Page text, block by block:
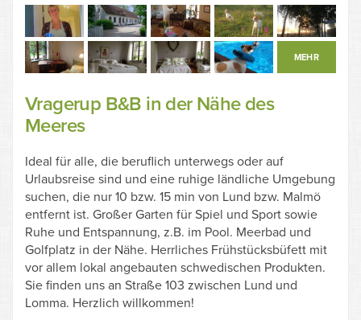
MEHR
Vragerup B&B in der Nähe des
Meeres
Ideal für alle, die beruflich unterwegs oder auf
Urlaubsreise sind und eine ruhige ländliche Umgebung
suchen, die nur 10 bzw. 15 min von Lund bzw. Malmö
entfernt ist. Großer Garten für Spiel und Sport sowie
Ruhe und Entspannung, z.B. im Pool. Meerbad und
Golfplatz in der Nähe. Herrliches Frühstücksbüfett mit
vor allem lokal angebauten schwedischen Produkten.
Sie finden uns an Straße 103 zwischen Lund und
Lomma. Herzlich willkommen!